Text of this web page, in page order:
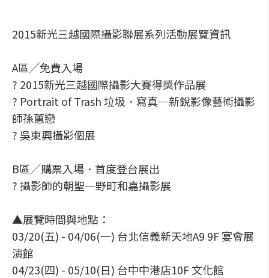
2015新光三越國際攝影聯展系列活動展覽資訊
A區╱免費入場
? 2015新光三越國際攝影大賽得獎作品展
? Portrait of Trash 垃圾．寫真─新銳影像藝術攝影
師孫蕙戀
? 吳東興攝影個展
B區╱購票入場．首度登台展出
? 攝影師的朝聖─野町和嘉攝影展
▲展覽時間與地點：
03/20(五) - 04/06(一) 台北信義新天地A9 9F 宴會展
演館
04/23(四) - 05/10(日) 台中中港店10F 文化館